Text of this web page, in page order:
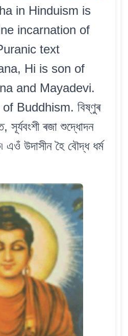
in Hinduism is
incarnation of
text
Hi is son of
and Mayadevi.
Buddhism. বিষ্ণুৰ
সূৰ্যবংশী ৰজা শুদ্ধোদন
এওঁ উদাসীন হৈ বৌদ্ধ ধৰ্ম